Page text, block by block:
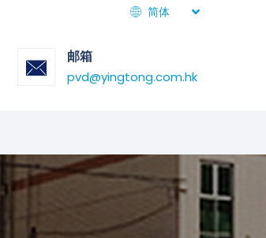
简体
邮箱
pvd@yingtong.com.hk